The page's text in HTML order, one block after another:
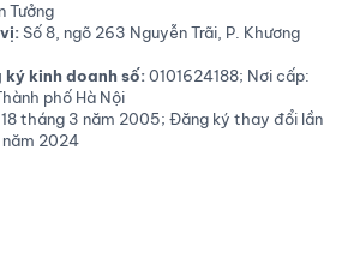
Tưởng
Số 8, ngõ 263 Nguyễn Trãi, P. Khương
ký kinh doanh số:0101624188; Nơi cấp:
phố Hà Nội
tháng 3 năm 2005; Đăng ký thay đổi lần
năm 2024